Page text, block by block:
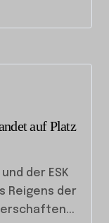
auf Platz
der ESK
Reigens der